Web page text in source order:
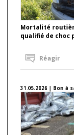
Mortalité
qualifié de choc
Réagir
31.05.2026 | Bon à